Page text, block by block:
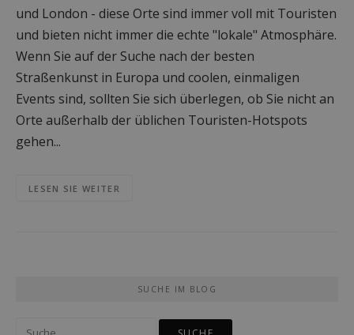
und London - diese Orte sind immer voll mit Touristen
und bieten nicht immer die echte "lokale" Atmosphäre.
Wenn Sie auf der Suche nach der besten
Straßenkunst in Europa und coolen, einmaligen
Events sind, sollten Sie sich überlegen, ob Sie nicht an
Orte außerhalb der üblichen Touristen-Hotspots
gehen...
LESEN SIE WEITER
SUCHE IM BLOG
Suche